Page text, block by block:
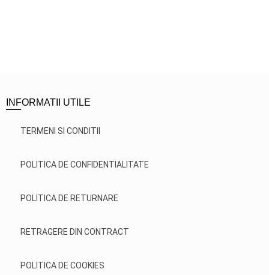
INFORMATII UTILE
TERMENI SI CONDITII
POLITICA DE CONFIDENTIALITATE
POLITICA DE RETURNARE
RETRAGERE DIN CONTRACT
POLITICA DE COOKIES